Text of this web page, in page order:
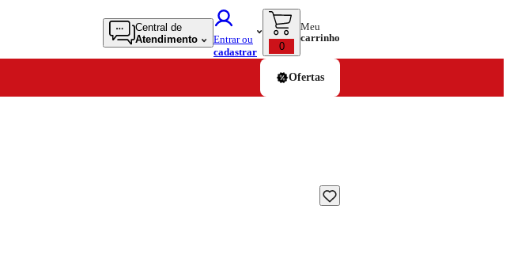
Central de
Atendimento
Entrar ou
cadastrar
0
Meu
carrinho
Ofertas